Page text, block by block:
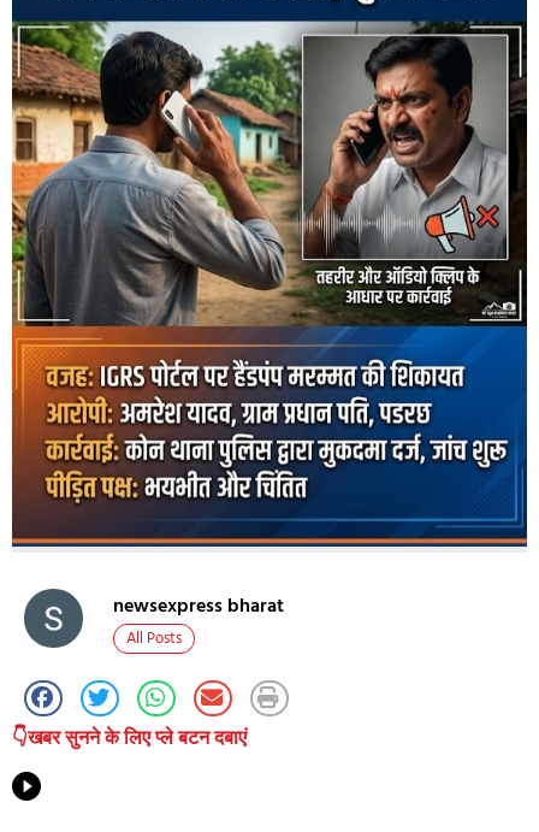
newsexpress bharat
All Posts
👇खबर सुनने के लिए प्ले बटन दबाएं